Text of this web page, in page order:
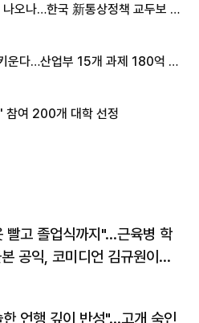
오나…한국 新통상정책 교두보 활
운다…산업부 15개 과제 180억 지
참여 200개 대학 선정
빨고 졸업식까지"…근육병 학
공익, 코미디언 김규원이었
한 언행 깊이 반성"…고개 숙인